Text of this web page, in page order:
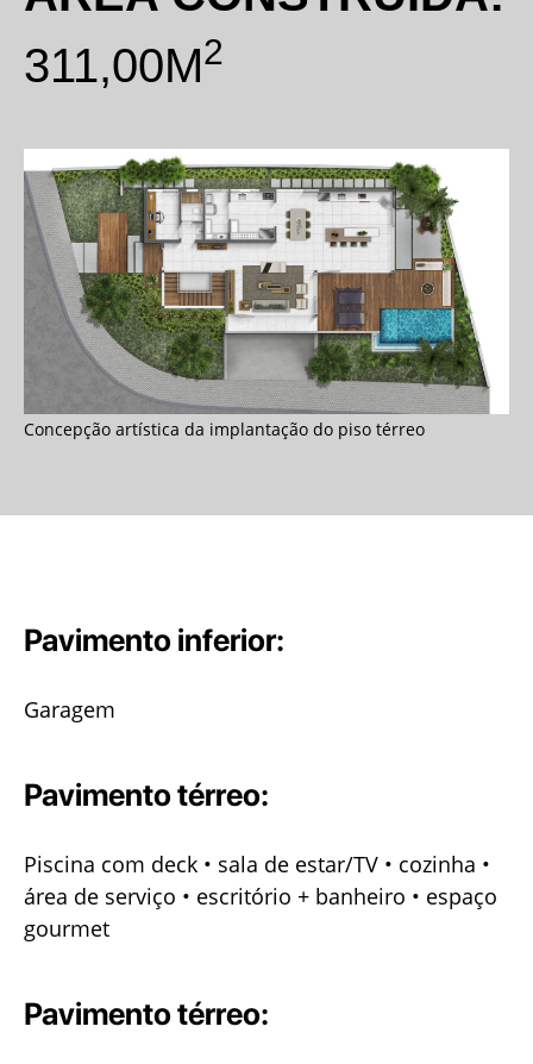
311,00M2
Concepção artística da implantação do piso térreo
Pavimento inferior:
Garagem
Pavimento térreo:
Piscina com deck • sala de estar/TV • cozinha •
área de serviço • escritório + banheiro • espaço
gourmet
Pavimento térreo: